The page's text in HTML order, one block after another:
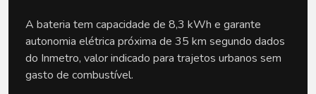
A bateria tem capacidade de 8,3 kWh e garante
autonomia elétrica próxima de 35 km segundo dados
do Inmetro, valor indicado para trajetos urbanos sem
gasto de combustível.